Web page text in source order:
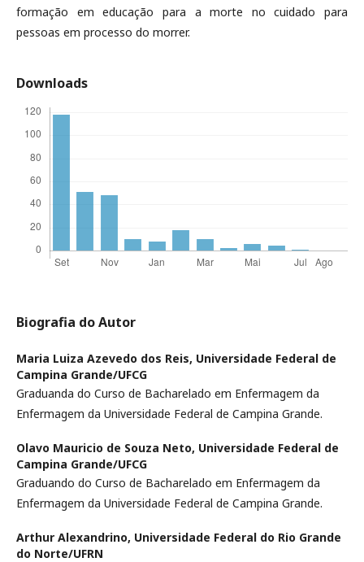
formação em educação para a morte no cuidado para
pessoas em processo do morrer.
Downloads
Biografia do Autor
Maria Luiza Azevedo dos Reis, Universidade Federal de
Campina Grande/UFCG
Graduanda do Curso de Bacharelado em Enfermagem da
Enfermagem da Universidade Federal de Campina Grande.
Olavo Mauricio de Souza Neto, Universidade Federal de
Campina Grande/UFCG
Graduando do Curso de Bacharelado em Enfermagem da
Enfermagem da Universidade Federal de Campina Grande.
Arthur Alexandrino, Universidade Federal do Rio Grande
do Norte/UFRN